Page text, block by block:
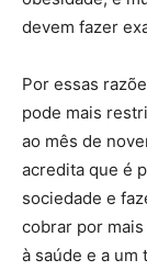
devem fazer
Por essas
pode mais
ao mês de
acredita que é
sociedade e
cobrar por
à saúde e a um